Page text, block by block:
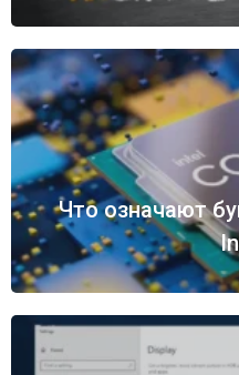
Что означают